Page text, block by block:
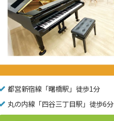
都営新宿線「曙橋駅」徒歩1分
丸の内線「四谷三丁目駅」徒歩6分